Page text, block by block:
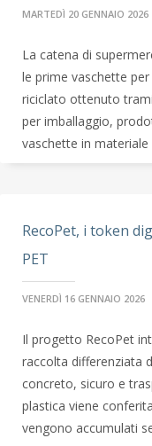
MARTEDÌ 20 GENNAIO 2026
La catena di
le prime vaschette
riciclato ottenuto
per imballaggio,
vaschette in materiale
RecoPet, i token
PET
VENERDÌ 16 GENNAIO 2026
Il progetto RecoPet
raccolta differenziata
concreto, sicuro e
plastica viene
vengono accumulati